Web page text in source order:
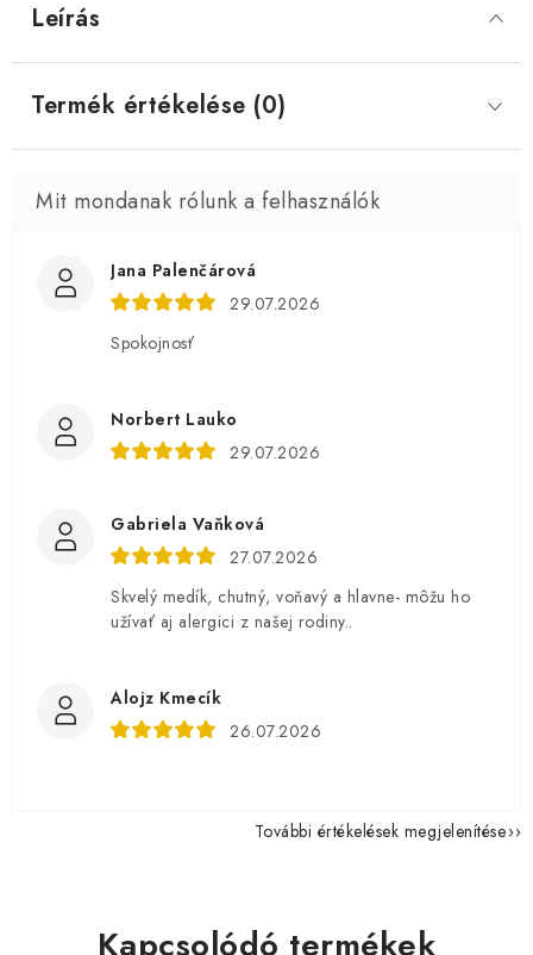
Leírás
Termék értékelése (0)
Jana Palenčárová
29.07.2026
Spokojnosť
Norbert Lauko
29.07.2026
Gabriela Vaňková
27.07.2026
Skvelý medík, chutný, voňavý a hlavne- môžu ho
užívať aj alergici z našej rodiny..
Alojz Kmecík
26.07.2026
További értékelések megjelenítése
Kapcsolódó termékek